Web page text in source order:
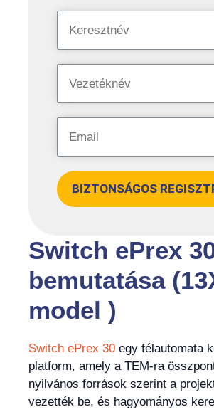
Switch ePrex
bemutatása
model )
Switch ePrex 30 egy félautomata
platform, amely a TEM-ra
nyilvános források szerint a
vezették be, és hagyományos
BIZTONSÁGOS